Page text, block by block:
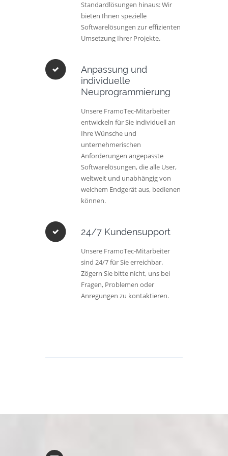
Standardlösungen hinaus: Wir
bieten Ihnen spezielle
Softwarelösungen zur effizienten
Umsetzung Ihrer Projekte.
Anpassung und
individuelle
Neuprogrammierung
Unsere FramoTec-Mitarbeiter
entwickeln für Sie individuell an
Ihre Wünsche und
unternehmerischen
Anforderungen angepasste
Softwarelösungen, die alle User,
weltweit und unabhängig von
welchem Endgerät aus, bedienen
können.
24/7 Kundensupport
Unsere FramoTec-Mitarbeiter
sind 24/7 für Sie erreichbar.
Zögern Sie bitte nicht, uns bei
Fragen, Problemen oder
Anregungen zu kontaktieren.